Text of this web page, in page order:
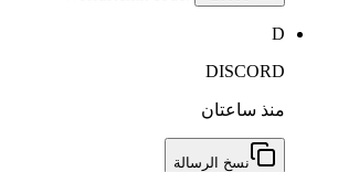
D
DISCORD
منذ ساعتان
نسخ الرسالة